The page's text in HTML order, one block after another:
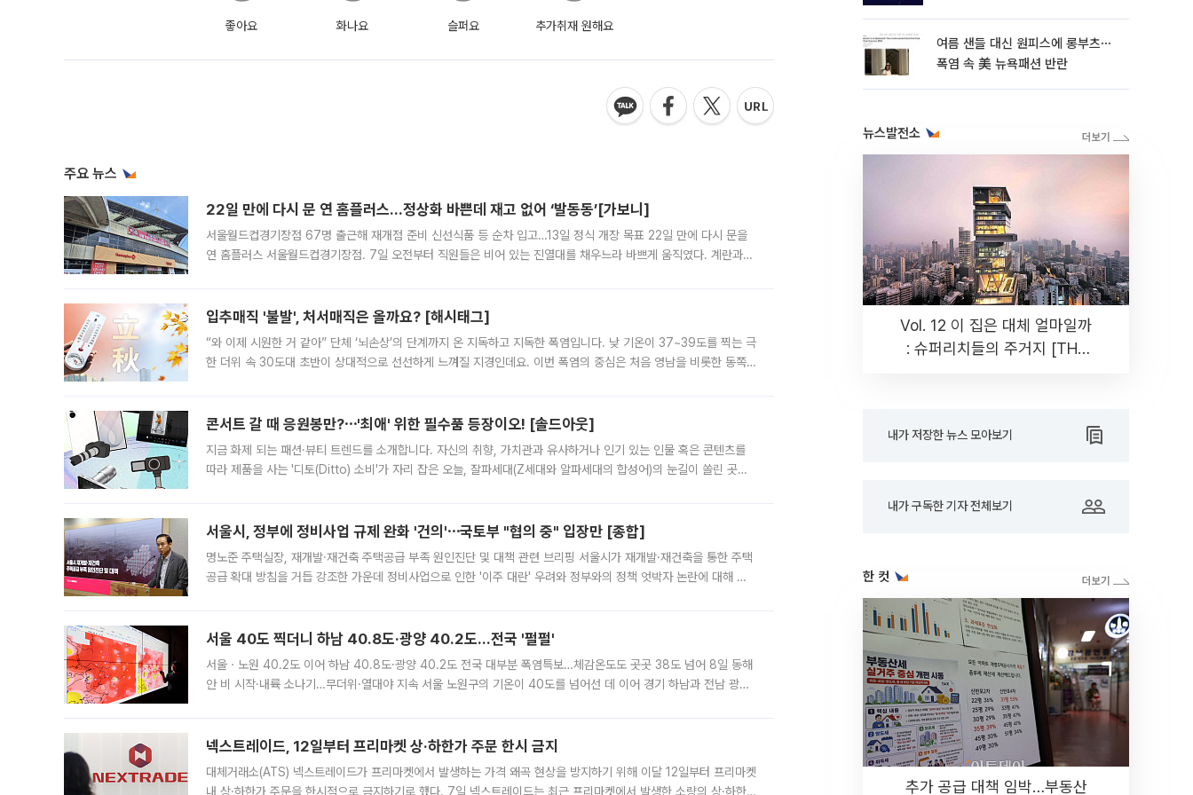
좋아요 화나요 슬퍼요 추가취재 원해요
주요 뉴스
22일 만에 다시 문 연 홈플러스…정상화 바쁜데 재고 없어 ‘발동동’[가보니]
서울월드컵경기장점 67명 출근해 재개점 준비 신선식품 등 순차 입고…13일 정식 개장 목표 22일 만에 다시 문을
연 홈플러스 서울월드컵경기장점. 7일 오전부터 직원들은 비어 있는 진열대를 채우느라 바쁘게 움직였다. 계란과
입추매직 '불발', 처서매직은 올까요? [해시태그]
“와 이제 시원한 거 같아” 단체 ‘뇌손상’의 단계까지 온 지독하고 지독한 폭염입니다. 낮 기온이 37~39도를 찍는 극
한 더위 속 30도대 초반이 상대적으로 선선하게 느껴질 지경인데요. 이번 폭염의 중심은 처음 영남을 비롯한 동쪽
콘서트 갈 때 응원봉만?⋯'최애' 위한 필수품 등장이오! [솔드아웃]
지금 화제 되는 패션·뷰티 트렌드를 소개합니다. 자신의 취향, 가치관과 유사하거나 인기 있는 인물 혹은 콘텐츠를
따라 제품을 사는 '디토(Ditto) 소비'가 자리 잡은 오늘, 잘파세대(Z세대와 알파세대의 합성어)의 눈길이 쏠린 곳은
서울시, 정부에 정비사업 규제 완화 '건의'⋯국토부 "협의 중" 입장만 [종합]
명노준 주택실장, 재개발·재건축 주택공급 부족 원인진단 및 대책 관련 브리핑 서울시가 재개발·재건축을 통한 주택
공급 확대 방침을 거듭 강조한 가운데 정비사업으로 인한 '이주 대란' 우려와 정부와의 정책 엇박자 논란에 대해 정
서울 40도 찍더니 하남 40.8도·광양 40.2도…전국 '펄펄'
서울ㆍ노원 40.2도 이어 하남 40.8도·광양 40.2도 전국 대부분 폭염특보…체감온도도 곳곳 38도 넘어 8일 동해
안 비 시작·내륙 소나기…무더위·열대야 지속 서울 노원구의 기온이 40도를 넘어선 데 이어 경기 하남과 전남 광양
넥스트레이드, 12일부터 프리마켓 상·하한가 주문 한시 금지
대체거래소(ATS) 넥스트레이드가 프리마켓에서 발생하는 가격 왜곡 현상을 방지하기 위해 이달 12일부터 프리마켓
내 상·하한가 주문을 한시적으로 금지하기로 했다. 7일 넥스트레이드는 최근 프리마켓에서 발생한 소량의 상·하한
여름 샌들 대신 원피스에 롱부츠⋯
폭염 속 美 뉴욕패션 반란
뉴스발전소
Vol. 12 이 집은 대체 얼마일까
: 슈퍼리치들의 주거지 [THE
내가 저장한 뉴스 모아보기
내가 구독한 기자 전체보기
한 컷
추가 공급 대책 임박…부동산